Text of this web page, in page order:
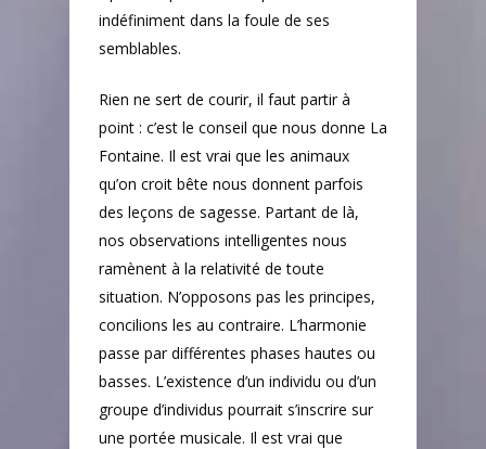
indéfiniment dans la foule de ses
semblables.
Rien ne sert de courir, il faut partir à
point : c’est le conseil que nous donne La
Fontaine. Il est vrai que les animaux
qu’on croit bête nous donnent parfois
des leçons de sagesse. Partant de là,
nos observations intelligentes nous
ramènent à la relativité de toute
situation. N’opposons pas les principes,
concilions les au contraire. L’harmonie
passe par différentes phases hautes ou
basses. L’existence d’un individu ou d’un
groupe d’individus pourrait s’inscrire sur
une portée musicale. Il est vrai que